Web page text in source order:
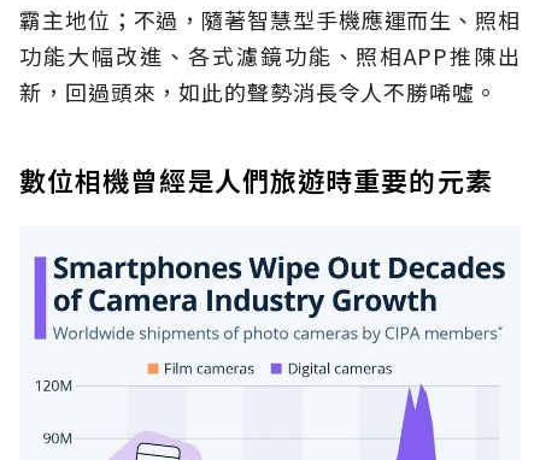
霸主地位；不過，隨著智慧型手機應運而生、照相
功能大幅改進、各式濾鏡功能、照相APP推陳出
新，回過頭來，如此的聲勢消長令人不勝唏噓。
數位相機曾經是人們旅遊時重要的元素